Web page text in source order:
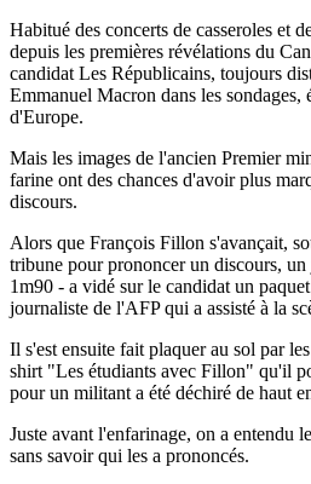
Habitué des concerts de casseroles et
depuis les premières révélations du
candidat Les Républicains, toujours
Emmanuel Macron dans les sondages,
d'Europe.
Mais les images de l'ancien Premier
farine ont des chances d'avoir plus
discours.
Alors que François Fillon s'avançait,
tribune pour prononcer un discours,
1m90 - a vidé sur le candidat un
journaliste de l'AFP qui a assisté à la
Il s'est ensuite fait plaquer au sol par
shirt "Les étudiants avec Fillon" qu'il
pour un militant a été déchiré de haut
Juste avant l'enfarinage, on a entendu
sans savoir qui les a prononcés.